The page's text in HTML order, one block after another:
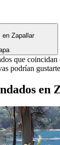
que coincidan
podrían
en